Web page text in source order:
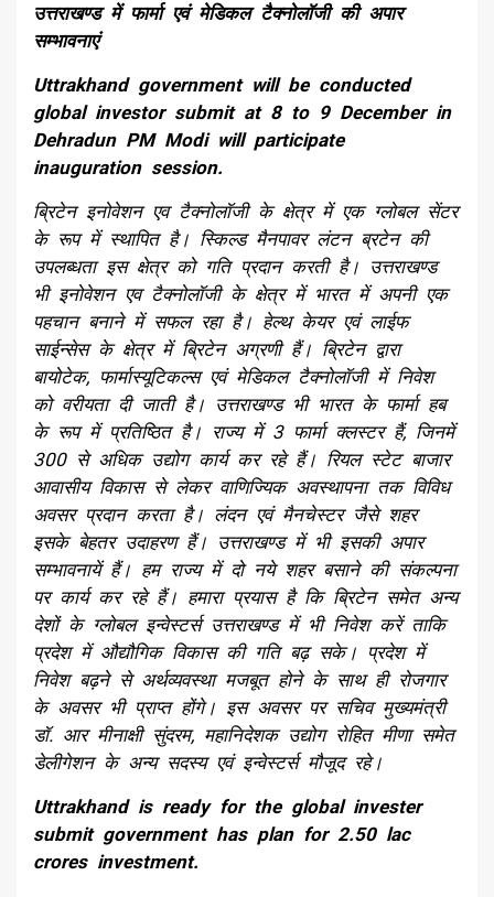
उत्तराखण्ड में फार्मा एवं मेडिकल टैक्नोलॉजी की अपार
सम्भावनाएं
Uttrakhand government will be conducted
global investor submit at 8 to 9 December in
Dehradun PM Modi will participate
inauguration session.
ब्रिटेन इनोवेशन एव टैक्नोलॉजी के क्षेत्र में एक ग्लोबल सेंटर
के रूप में स्थापित है। स्किल्ड मैनपावर लंटन ब्रटेन की
उपलब्धता इस क्षेत्र को गति प्रदान करती है। उत्तराखण्ड
भी इनोवेशन एव टैक्नोलॉजी के क्षेत्र में भारत में अपनी एक
पहचान बनाने में सफल रहा है। हेल्थ केयर एवं लाईफ
साईन्सेस के क्षेत्र में ब्रिटेन अग्रणी हैं। ब्रिटेन द्वारा
बायोटेक, फार्मास्यूटिकल्स एवं मेडिकल टैक्नोलॉजी में निवेश
को वरीयता दी जाती है। उत्तराखण्ड भी भारत के फार्मा हब
के रूप में प्रतिष्ठित है। राज्य में 3 फार्मा क्लस्टर हैं, जिनमें
300 से अधिक उद्योग कार्य कर रहे हैं। रियल स्टेट बाजार
आवासीय विकास से लेकर वाणिज्यिक अवस्थापना तक विविध
अवसर प्रदान करता है। लंदन एवं मैनचेस्टर जैसे शहर
इसके बेहतर उदाहरण हैं। उत्तराखण्ड में भी इसकी अपार
सम्भावनायें हैं। हम राज्य में दो नये शहर बसाने की संकल्पना
पर कार्य कर रहे हैं। हमारा प्रयास है कि ब्रिटेन समेत अन्य
देशों के ग्लोबल इन्वेस्टर्स उत्तराखण्ड में भी निवेश करें ताकि
प्रदेश में औद्यौगिक विकास की गति बढ़ सके। प्रदेश में
निवेश बढ़ने से अर्थव्यवस्था मजबूत होने के साथ ही रोजगार
के अवसर भी प्राप्त होंगे। इस अवसर पर सचिव मुख्यमंत्री
डॉ. आर मीनाक्षी सुंदरम, महानिदेशक उद्योग रोहित मीणा समेत
डेलीगेशन के अन्य सदस्य एवं इन्वेस्टर्स मौजूद रहे।
Uttrakhand is ready for the global invester
submit government has plan for 2.50 lac
crores investment.